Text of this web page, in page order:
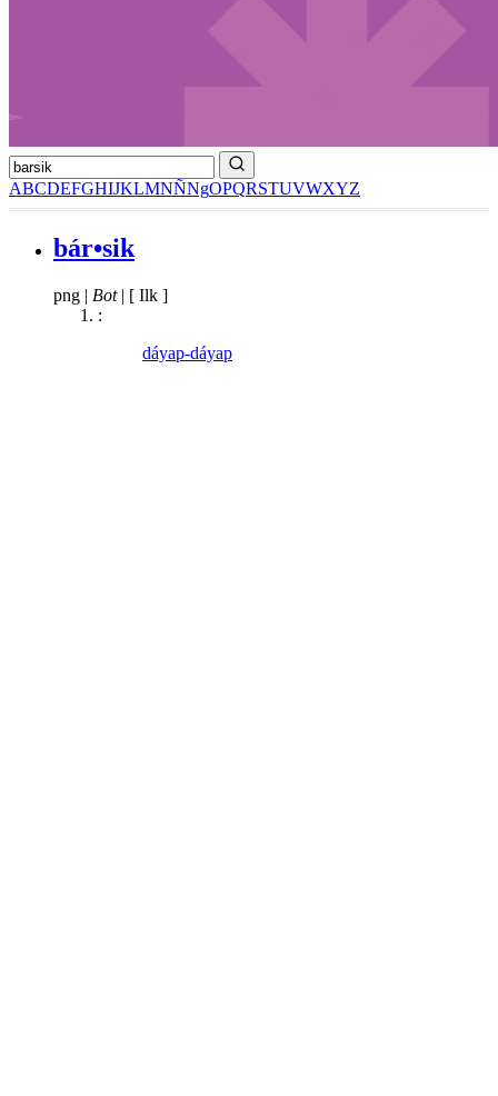
ABCDEFGHIJKLMNÑNgOPQRSTUVWXYZ
bár•sik
png | Bot | [ Ilk ]
:
dáyap-dáyap